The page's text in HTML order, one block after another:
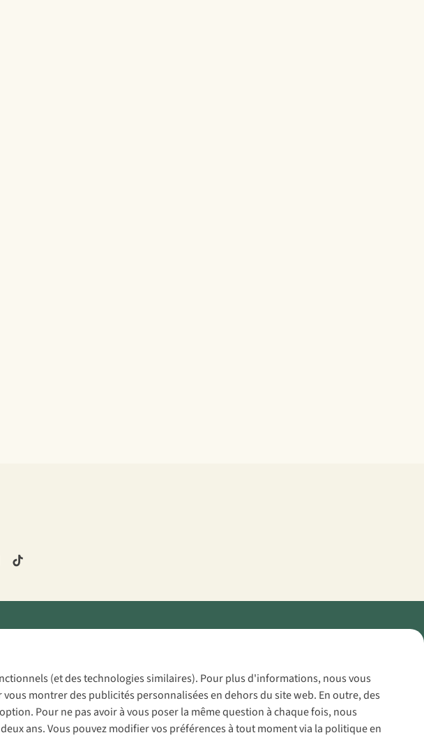
(et des technologies similaires). Pour plus d'informations, nous vous
montrer des publicités personnalisées en dehors du site web. En outre, des
Pour ne pas avoir à vous poser la même question à chaque fois, nous
ans. Vous pouvez modifier vos préférences à tout moment via la politique en